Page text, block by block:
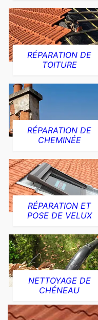
RÉPARATION DE
TOITURE
RÉPARATION DE
CHEMINÉE
RÉPARATION ET
POSE DE VELUX
NETTOYAGE DE
CHÉNEAU